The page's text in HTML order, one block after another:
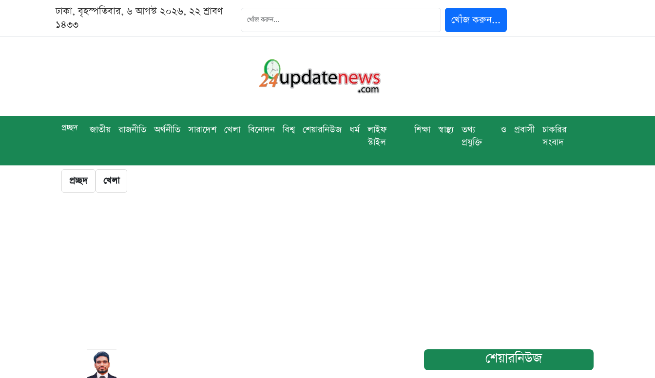
ঢাকা, বৃহস্পতিবার, ৬ আগস্ট ২০২৬, ২২ শ্রাবণ
১৪৩৩
খোঁজ করুন...
প্রচ্ছদ জাতীয় রাজনীতি অর্থনীতি সারাদেশ খেলা বিনোদন বিশ্ব শেয়ারনিউজ ধর্ম
লাইফ
স্টাইল
শিক্ষা স্বাস্থ্য
তথ্য ও
প্রযুক্তি
প্রবাসী
চাকরির
সংবাদ
প্রচ্ছদ খেলা
শেয়ারনিউজ